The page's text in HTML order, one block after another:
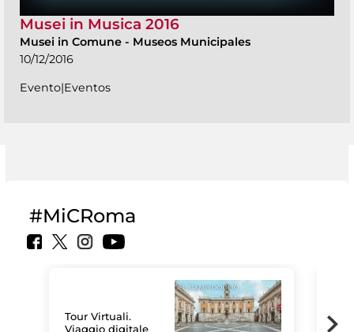
Musei in Musica 2016
Musei in Comune - Museos Municipales
10/12/2016
Evento|Eventos
#MiCRoma
Tour Virtuali.
Viaggio digitale